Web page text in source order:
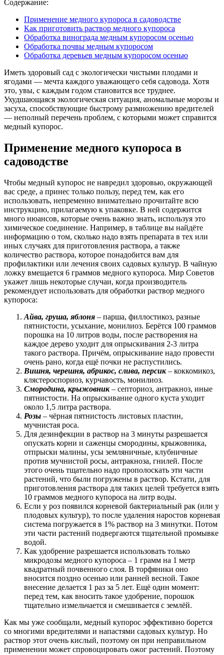
Содержание:
Применение медного купороса в садоводстве
Как приготовить раствор медного купороса
Обработка винограда медным купоросом осенью
Обработка почвы медным купоросом
Обработка деревьев медным купоросом осенью
Иметь здоровый сад с экологически чистыми плодами и
ягодами — мечта каждого уважающего себя садовода. Хотя
это, увы, с каждым годом становится все труднее.
Ухудшающаяся экологическая ситуация, аномальные морозы и
засуха, способствующие быстрому размножению вредителей
— неполный перечень проблем, с которыми может справится
медный купорос.
Применение медного купороса в
садоводстве
Чтобы медный купорос не навредил здоровью, окружающей
вас среде, а принес только пользу, перед тем, как его
использовать, непременно внимательно прочитайте всю
инструкцию, прилагаемую к упаковке. В ней содержится
много нюансов, которые очень важно знать, используя это
химическое соединение. Например, в таблице вы найдёте
информацию о том, сколько надо взять препарата в тех или
иных случаях для приготовления раствора, а также
количество раствора, которое понадобится вам для
профилактики или лечения своих садовых культур. В чайную
ложку вмещается 6 граммов медного купороса. Мир Советов
укажет лишь некоторые случаи, когда производитель
рекомендует использовать для обработки раствор медного
купороса:
Айва, груша, яблоня – парша, филлостикоз, разные
пятнистости, усыхание, монилиоз. Берётся 100 граммов
порошка на 10 литров воды, после растворения на
каждое дерево уходит для опрыскивания 2-3 литра
такого раствора. Причём, опрыскивание надо провести
очень рано, когда ещё почки не распустились.
Вишня, черешня, абрикос, слива, персик– коккомикоз,
клястероспориоз, курчавость, монилиоз.
Смородина, крыжовник– септориоз, антракноз, иные
пятнистости. На опрыскивание одного куста уходит
около 1,5 литра раствора.
Розы – чёрная пятнистость листовых пластин,
мучнистая роса.
Для дезинфекции в раствор на 3 минуты разрешается
опускать корни и саженцы смородины, крыжовника,
отпрыски малины, усы земляничные, клубничные
против мучнистой росы, антракноза, гнилей. После
этого очень тщательно надо прополоскать эти части
растений, что были погружены в раствор. Кстати, для
приготовления раствора для таких целей требуется взять
10 граммов медного купороса на литр воды.
Если у роз появился корневой бактериальный рак (или у
плодовых культур), то после удаления наростов корневая
система погружается в 1% раствор на 3 минутки. Потом
эти части растений подвергаются тщательной промывке
водой.
Как удобрение разрешается использовать только
микродозы медного купороса – 1 грамм на 1 метр
квадратный почвенного слоя. В торфяники оно
вносится поздно осенью или ранней весной. Такое
внесение делается 1 раз за 5 лет. Ещё один момент:
перед тем, как вносить такое удобрение, порошок
тщательно измельчается и смешивается с землёй.
Как мы уже сообщали, медный купорос эффективно борется
со многими вредителями и напастями садовых культур. Но
раствор этот очень кислый, поэтому он при неправильном
применении может спровоцировать ожог растений. Поэтому